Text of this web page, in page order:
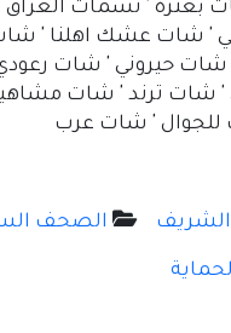
بعثرة ' نسمات العراق
شات عشك اهلنا ' شات
' شات حيروني ' شات
ترند ' شات
للجوال ' شات عرب
الشريف الصحف